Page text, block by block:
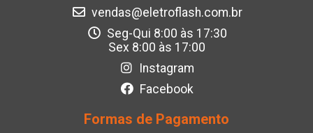
vendas@eletroflash.com.br
Seg-Qui 8:00 às 17:30
Sex 8:00 às 17:00
Instagram
Facebook
Formas de Pagamento